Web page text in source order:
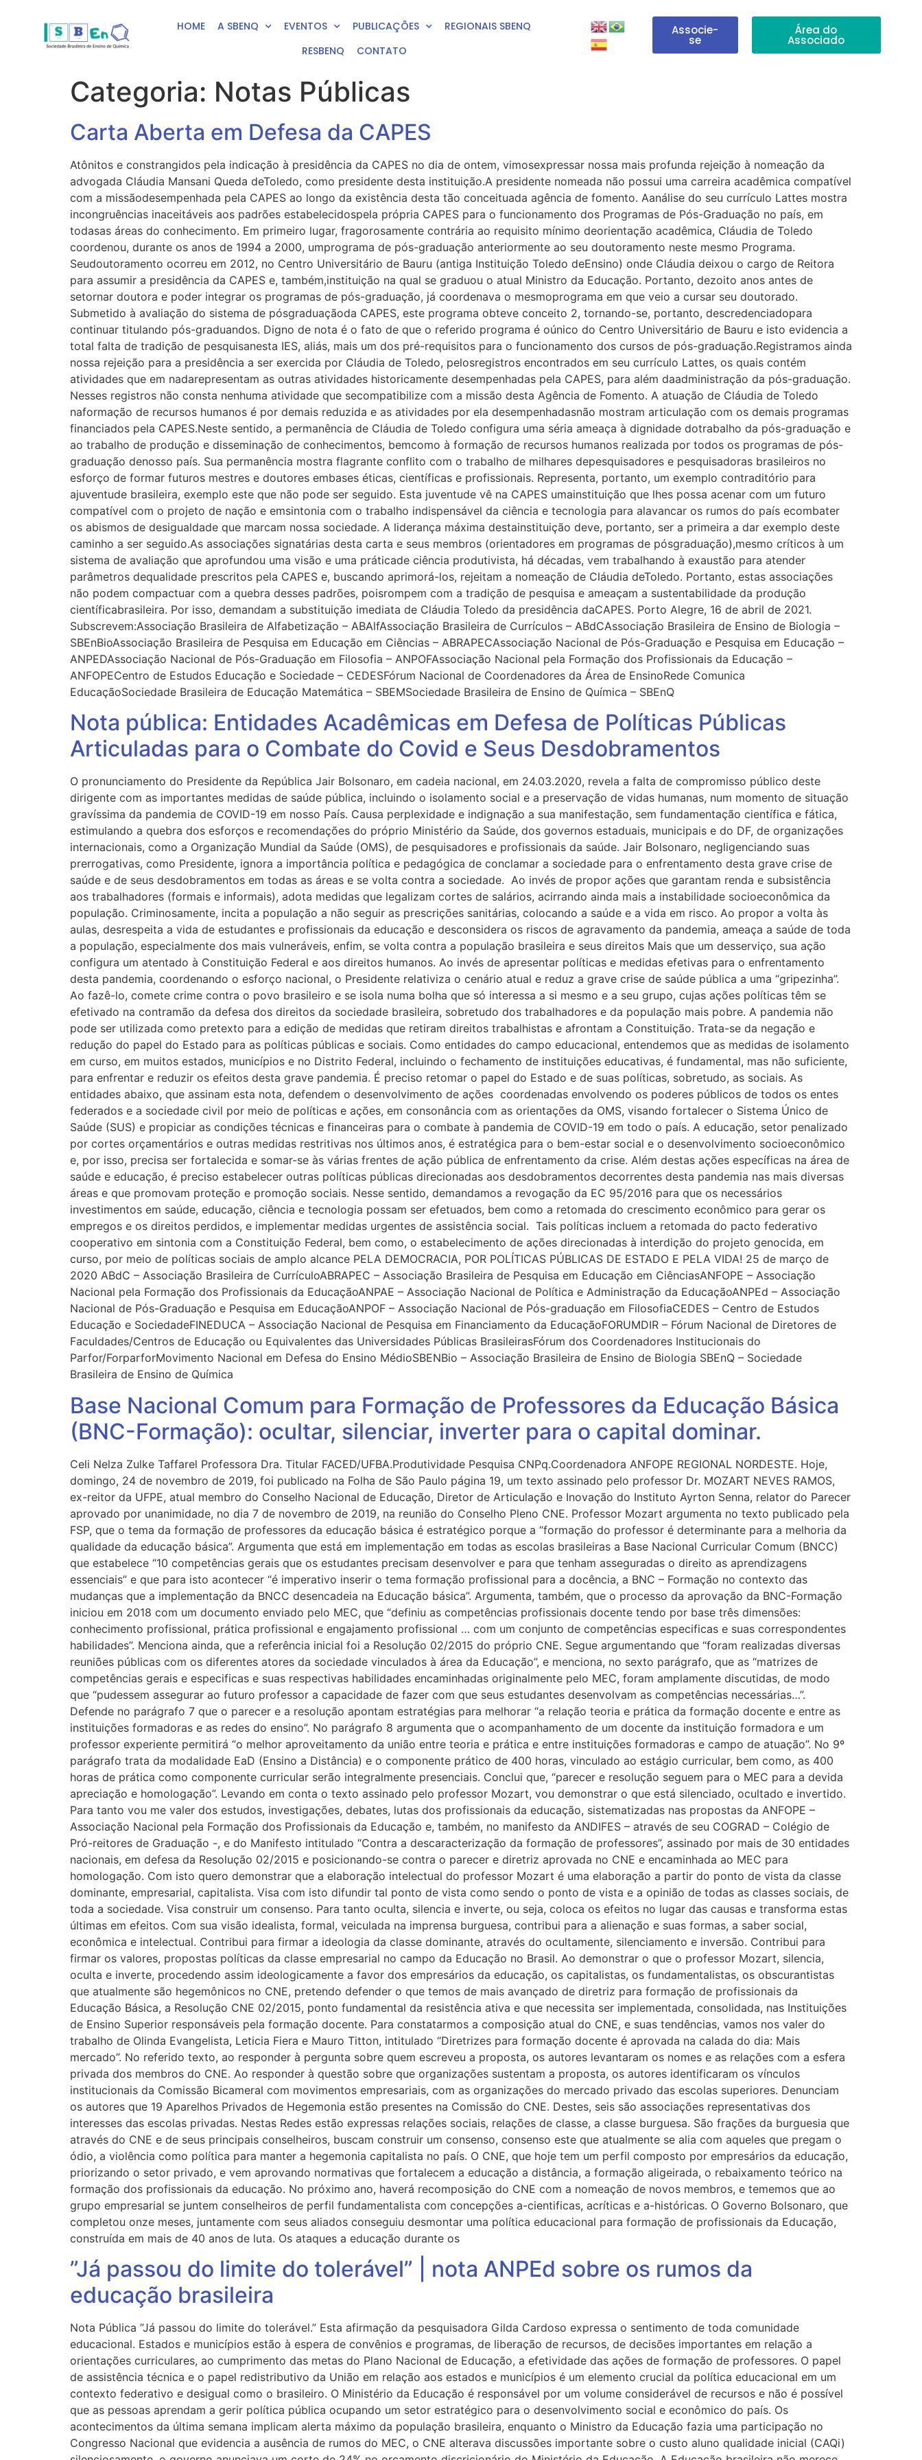
HOME A SBENQ EVENTOS PUBLICAÇÕES
REGIONAIS SBENQ
RESBENQ
CONTATO
Associe-
se
Área do
Associado
Categoria: Notas Públicas
Carta Aberta em Defesa da CAPES
Atônitos e constrangidos pela indicação à presidência da CAPES no dia de ontem, vimosexpressar nossa mais profunda rejeição à nomeação da
advogada Cláudia Mansani Queda deToledo, como presidente desta instituição.A presidente nomeada não possui uma carreira acadêmica compatível
com a missãodesempenhada pela CAPES ao longo da existência desta tão conceituada agência de fomento. Aanálise do seu currículo Lattes mostra
incongruências inaceitáveis aos padrões estabelecidospela própria CAPES para o funcionamento dos Programas de Pós-Graduação no país, em
todasas áreas do conhecimento. Em primeiro lugar, fragorosamente contrária ao requisito mínimo deorientação acadêmica, Cláudia de Toledo
coordenou, durante os anos de 1994 a 2000, umprograma de pós-graduação anteriormente ao seu doutoramento neste mesmo Programa.
Seudoutoramento ocorreu em 2012, no Centro Universitário de Bauru (antiga Instituição Toledo deEnsino) onde Cláudia deixou o cargo de Reitora
para assumir a presidência da CAPES e, também,instituição na qual se graduou o atual Ministro da Educação. Portanto, dezoito anos antes de
setornar doutora e poder integrar os programas de pós-graduação, já coordenava o mesmoprograma em que veio a cursar seu doutorado.
Submetido à avaliação do sistema de pósgraduaçãoda CAPES, este programa obteve conceito 2, tornando-se, portanto, descredenciadopara
continuar titulando pós-graduandos. Digno de nota é o fato de que o referido programa é oúnico do Centro Universitário de Bauru e isto evidencia a
total falta de tradição de pesquisanesta IES, aliás, mais um dos pré-requisitos para o funcionamento dos cursos de pós-graduação.Registramos ainda
nossa rejeição para a presidência a ser exercida por Cláudia de Toledo, pelosregistros encontrados em seu currículo Lattes, os quais contém
atividades que em nadarepresentam as outras atividades historicamente desempenhadas pela CAPES, para além daadministração da pós-graduação.
Nesses registros não consta nenhuma atividade que secompatibilize com a missão desta Agência de Fomento. A atuação de Cláudia de Toledo
naformação de recursos humanos é por demais reduzida e as atividades por ela desempenhadasnão mostram articulação com os demais programas
financiados pela CAPES.Neste sentido, a permanência de Cláudia de Toledo configura uma séria ameaça à dignidade dotrabalho da pós-graduação e
ao trabalho de produção e disseminação de conhecimentos, bemcomo à formação de recursos humanos realizada por todos os programas de pós-
graduação denosso país. Sua permanência mostra flagrante conflito com o trabalho de milhares depesquisadores e pesquisadoras brasileiros no
esforço de formar futuros mestres e doutores embases éticas, científicas e profissionais. Representa, portanto, um exemplo contraditório para
ajuventude brasileira, exemplo este que não pode ser seguido. Esta juventude vê na CAPES umainstituição que lhes possa acenar com um futuro
compatível com o projeto de nação e emsintonia com o trabalho indispensável da ciência e tecnologia para alavancar os rumos do país ecombater
os abismos de desigualdade que marcam nossa sociedade. A liderança máxima destainstituição deve, portanto, ser a primeira a dar exemplo deste
caminho a ser seguido.As associações signatárias desta carta e seus membros (orientadores em programas de pósgraduação),mesmo críticos à um
sistema de avaliação que aprofundou uma visão e uma práticade ciência produtivista, há décadas, vem trabalhando à exaustão para atender
parâmetros dequalidade prescritos pela CAPES e, buscando aprimorá-los, rejeitam a nomeação de Cláudia deToledo. Portanto, estas associações
não podem compactuar com a quebra desses padrões, poisrompem com a tradição de pesquisa e ameaçam a sustentabilidade da produção
científicabrasileira. Por isso, demandam a substituição imediata de Cláudia Toledo da presidência daCAPES. Porto Alegre, 16 de abril de 2021.
Subscrevem:Associação Brasileira de Alfabetização – ABAlfAssociação Brasileira de Currículos – ABdCAssociação Brasileira de Ensino de Biologia –
SBEnBioAssociação Brasileira de Pesquisa em Educação em Ciências – ABRAPECAssociação Nacional de Pós-Graduação e Pesquisa em Educação –
ANPEDAssociação Nacional de Pós-Graduação em Filosofia – ANPOFAssociação Nacional pela Formação dos Profissionais da Educação –
ANFOPECentro de Estudos Educação e Sociedade – CEDESFórum Nacional de Coordenadores da Área de EnsinoRede Comunica
EducaçãoSociedade Brasileira de Educação Matemática – SBEMSociedade Brasileira de Ensino de Química – SBEnQ
Nota pública: Entidades Acadêmicas em Defesa de Políticas Públicas
Articuladas para o Combate do Covid e Seus Desdobramentos
O pronunciamento do Presidente da República Jair Bolsonaro, em cadeia nacional, em 24.03.2020, revela a falta de compromisso público deste
dirigente com as importantes medidas de saúde pública, incluindo o isolamento social e a preservação de vidas humanas, num momento de situação
gravíssima da pandemia de COVID-19 em nosso País. Causa perplexidade e indignação a sua manifestação, sem fundamentação científica e fática,
estimulando a quebra dos esforços e recomendações do próprio Ministério da Saúde, dos governos estaduais, municipais e do DF, de organizações
internacionais, como a Organização Mundial da Saúde (OMS), de pesquisadores e profissionais da saúde. Jair Bolsonaro, negligenciando suas
prerrogativas, como Presidente, ignora a importância política e pedagógica de conclamar a sociedade para o enfrentamento desta grave crise de
saúde e de seus desdobramentos em todas as áreas e se volta contra a sociedade. Ao invés de propor ações que garantam renda e subsistência
aos trabalhadores (formais e informais), adota medidas que legalizam cortes de salários, acirrando ainda mais a instabilidade socioeconômica da
população. Criminosamente, incita a população a não seguir as prescrições sanitárias, colocando a saúde e a vida em risco. Ao propor a volta às
aulas, desrespeita a vida de estudantes e profissionais da educação e desconsidera os riscos de agravamento da pandemia, ameaça a saúde de toda
a população, especialmente dos mais vulneráveis, enfim, se volta contra a população brasileira e seus direitos Mais que um desserviço, sua ação
configura um atentado à Constituição Federal e aos direitos humanos. Ao invés de apresentar políticas e medidas efetivas para o enfrentamento
desta pandemia, coordenando o esforço nacional, o Presidente relativiza o cenário atual e reduz a grave crise de saúde pública a uma “gripezinha”.
Ao fazê-lo, comete crime contra o povo brasileiro e se isola numa bolha que só interessa a si mesmo e a seu grupo, cujas ações políticas têm se
efetivado na contramão da defesa dos direitos da sociedade brasileira, sobretudo dos trabalhadores e da população mais pobre. A pandemia não
pode ser utilizada como pretexto para a edição de medidas que retiram direitos trabalhistas e afrontam a Constituição. Trata-se da negação e
redução do papel do Estado para as políticas públicas e sociais. Como entidades do campo educacional, entendemos que as medidas de isolamento
em curso, em muitos estados, municípios e no Distrito Federal, incluindo o fechamento de instituições educativas, é fundamental, mas não suficiente,
para enfrentar e reduzir os efeitos desta grave pandemia. É preciso retomar o papel do Estado e de suas políticas, sobretudo, as sociais. As
entidades abaixo, que assinam esta nota, defendem o desenvolvimento de ações coordenadas envolvendo os poderes públicos de todos os entes
federados e a sociedade civil por meio de políticas e ações, em consonância com as orientações da OMS, visando fortalecer o Sistema Único de
Saúde (SUS) e propiciar as condições técnicas e financeiras para o combate à pandemia de COVID-19 em todo o país. A educação, setor penalizado
por cortes orçamentários e outras medidas restritivas nos últimos anos, é estratégica para o bem-estar social e o desenvolvimento socioeconômico
e, por isso, precisa ser fortalecida e somar-se às várias frentes de ação pública de enfrentamento da crise. Além destas ações específicas na área de
saúde e educação, é preciso estabelecer outras políticas públicas direcionadas aos desdobramentos decorrentes desta pandemia nas mais diversas
áreas e que promovam proteção e promoção sociais. Nesse sentido, demandamos a revogação da EC 95/2016 para que os necessários
investimentos em saúde, educação, ciência e tecnologia possam ser efetuados, bem como a retomada do crescimento econômico para gerar os
empregos e os direitos perdidos, e implementar medidas urgentes de assistência social. Tais políticas incluem a retomada do pacto federativo
cooperativo em sintonia com a Constituição Federal, bem como, o estabelecimento de ações direcionadas à interdição do projeto genocida, em
curso, por meio de políticas sociais de amplo alcance PELA DEMOCRACIA, POR POLÍTICAS PÚBLICAS DE ESTADO E PELA VIDA! 25 de março de
2020 ABdC – Associação Brasileira de CurrículoABRAPEC – Associação Brasileira de Pesquisa em Educação em CiênciasANFOPE – Associação
Nacional pela Formação dos Profissionais da EducaçãoANPAE – Associação Nacional de Política e Administração da EducaçãoANPEd – Associação
Nacional de Pós-Graduação e Pesquisa em EducaçãoANPOF – Associação Nacional de Pós-graduação em FilosofiaCEDES – Centro de Estudos
Educação e SociedadeFINEDUCA – Associação Nacional de Pesquisa em Financiamento da EducaçãoFORUMDIR – Fórum Nacional de Diretores de
Faculdades/Centros de Educação ou Equivalentes das Universidades Públicas BrasileirasFórum dos Coordenadores Institucionais do
Parfor/ForparforMovimento Nacional em Defesa do Ensino MédioSBENBio – Associação Brasileira de Ensino de Biologia SBEnQ – Sociedade
Brasileira de Ensino de Química
Base Nacional Comum para Formação de Professores da Educação Básica
(BNC-Formação): ocultar, silenciar, inverter para o capital dominar.
Celi Nelza Zulke Taffarel Professora Dra. Titular FACED/UFBA.Produtividade Pesquisa CNPq.Coordenadora ANFOPE REGIONAL NORDESTE. Hoje,
domingo, 24 de novembro de 2019, foi publicado na Folha de São Paulo página 19, um texto assinado pelo professor Dr. MOZART NEVES RAMOS,
ex-reitor da UFPE, atual membro do Conselho Nacional de Educação, Diretor de Articulação e Inovação do Instituto Ayrton Senna, relator do Parecer
aprovado por unanimidade, no dia 7 de novembro de 2019, na reunião do Conselho Pleno CNE. Professor Mozart argumenta no texto publicado pela
FSP, que o tema da formação de professores da educação básica é estratégico porque a “formação do professor é determinante para a melhoria da
qualidade da educação básica”. Argumenta que está em implementação em todas as escolas brasileiras a Base Nacional Curricular Comum (BNCC)
que estabelece “10 competências gerais que os estudantes precisam desenvolver e para que tenham asseguradas o direito as aprendizagens
essenciais” e que para isto acontecer “é imperativo inserir o tema formação profissional para a docência, a BNC – Formação no contexto das
mudanças que a implementação da BNCC desencadeia na Educação básica”. Argumenta, também, que o processo da aprovação da BNC-Formação
iniciou em 2018 com um documento enviado pelo MEC, que “definiu as competências profissionais docente tendo por base três dimensões:
conhecimento profissional, prática profissional e engajamento profissional … com um conjunto de competências especificas e suas correspondentes
habilidades”. Menciona ainda, que a referência inicial foi a Resolução 02/2015 do próprio CNE. Segue argumentando que “foram realizadas diversas
reuniões públicas com os diferentes atores da sociedade vinculados à área da Educação”, e menciona, no sexto parágrafo, que as “matrizes de
competências gerais e especificas e suas respectivas habilidades encaminhadas originalmente pelo MEC, foram amplamente discutidas, de modo
que “pudessem assegurar ao futuro professor a capacidade de fazer com que seus estudantes desenvolvam as competências necessárias…”.
Defende no parágrafo 7 que o parecer e a resolução apontam estratégias para melhorar “a relação teoria e prática da formação docente e entre as
instituições formadoras e as redes do ensino”. No parágrafo 8 argumenta que o acompanhamento de um docente da instituição formadora e um
professor experiente permitirá “o melhor aproveitamento da união entre teoria e prática e entre instituições formadoras e campo de atuação”. No 9º
parágrafo trata da modalidade EaD (Ensino a Distância) e o componente prático de 400 horas, vinculado ao estágio curricular, bem como, as 400
horas de prática como componente curricular serão integralmente presenciais. Conclui que, “parecer e resolução seguem para o MEC para a devida
apreciação e homologação”. Levando em conta o texto assinado pelo professor Mozart, vou demonstrar o que está silenciado, ocultado e invertido.
Para tanto vou me valer dos estudos, investigações, debates, lutas dos profissionais da educação, sistematizadas nas propostas da ANFOPE –
Associação Nacional pela Formação dos Profissionais da Educação e, também, no manifesto da ANDIFES – através de seu COGRAD – Colégio de
Pró-reitores de Graduação -, e do Manifesto intitulado “Contra a descaracterização da formação de professores”, assinado por mais de 30 entidades
nacionais, em defesa da Resolução 02/2015 e posicionando-se contra o parecer e diretriz aprovada no CNE e encaminhada ao MEC para
homologação. Com isto quero demonstrar que a elaboração intelectual do professor Mozart é uma elaboração a partir do ponto de vista da classe
dominante, empresarial, capitalista. Visa com isto difundir tal ponto de vista como sendo o ponto de vista e a opinião de todas as classes sociais, de
toda a sociedade. Visa construir um consenso. Para tanto oculta, silencia e inverte, ou seja, coloca os efeitos no lugar das causas e transforma estas
últimas em efeitos. Com sua visão idealista, formal, veiculada na imprensa burguesa, contribui para a alienação e suas formas, a saber social,
econômica e intelectual. Contribui para firmar a ideologia da classe dominante, através do ocultamente, silenciamento e inversão. Contribui para
firmar os valores, propostas políticas da classe empresarial no campo da Educação no Brasil. Ao demonstrar o que o professor Mozart, silencia,
oculta e inverte, procedendo assim ideologicamente a favor dos empresários da educação, os capitalistas, os fundamentalistas, os obscurantistas
que atualmente são hegemônicos no CNE, pretendo defender o que temos de mais avançado de diretriz para formação de profissionais da
Educação Básica, a Resolução CNE 02/2015, ponto fundamental da resistência ativa e que necessita ser implementada, consolidada, nas Instituições
de Ensino Superior responsáveis pela formação docente. Para constatarmos a composição atual do CNE, e suas tendências, vamos nos valer do
trabalho de Olinda Evangelista, Leticia Fiera e Mauro Titton, intitulado “Diretrizes para formação docente é aprovada na calada do dia: Mais
mercado”. No referido texto, ao responder à pergunta sobre quem escreveu a proposta, os autores levantaram os nomes e as relações com a esfera
privada dos membros do CNE. Ao responder à questão sobre que organizações sustentam a proposta, os autores identificaram os vínculos
institucionais da Comissão Bicameral com movimentos empresariais, com as organizações do mercado privado das escolas superiores. Denunciam
os autores que 19 Aparelhos Privados de Hegemonia estão presentes na Comissão do CNE. Destes, seis são associações representativas dos
interesses das escolas privadas. Nestas Redes estão expressas relações sociais, relações de classe, a classe burguesa. São frações da burguesia que
através do CNE e de seus principais conselheiros, buscam construir um consenso, consenso este que atualmente se alia com aqueles que pregam o
ódio, a violência como política para manter a hegemonia capitalista no país. O CNE, que hoje tem um perfil composto por empresários da educação,
priorizando o setor privado, e vem aprovando normativas que fortalecem a educação a distância, a formação aligeirada, o rebaixamento teórico na
formação dos profissionais da educação. No próximo ano, haverá recomposição do CNE com a nomeação de novos membros, e tememos que ao
grupo empresarial se juntem conselheiros de perfil fundamentalista com concepções a-cientificas, acríticas e a-históricas. O Governo Bolsonaro, que
completou onze meses, juntamente com seus aliados conseguiu desmontar uma política educacional para formação de profissionais da Educação,
construída em mais de 40 anos de luta. Os ataques a educação durante os
”Já passou do limite do tolerável” | nota ANPEd sobre os rumos da
educação brasileira
Nota Pública ”Já passou do limite do tolerável.” Esta afirmação da pesquisadora Gilda Cardoso expressa o sentimento de toda comunidade
educacional. Estados e municípios estão à espera de convênios e programas, de liberação de recursos, de decisões importantes em relação a
orientações curriculares, ao cumprimento das metas do Plano Nacional de Educação, a efetividade das ações de formação de professores. O papel
de assistência técnica e o papel redistributivo da União em relação aos estados e municípios é um elemento crucial da política educacional em um
contexto federativo e desigual como o brasileiro. O Ministério da Educação é responsável por um volume considerável de recursos e não é possível
que as pessoas aprendam a gerir política pública ocupando um setor estratégico para o desenvolvimento social e econômico do país. Os
acontecimentos da última semana implicam alerta máximo da população brasileira, enquanto o Ministro da Educação fazia uma participação no
Congresso Nacional que evidencia a ausência de rumos do MEC, o CNE alterava discussões importante sobre o custo aluno qualidade inicial (CAQi)